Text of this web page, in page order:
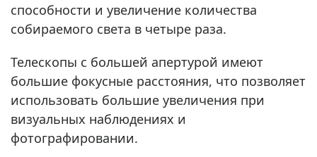
способности и увеличение количества
собираемого света в четыре раза.
Телескопы с большей апертурой имеют
большие фокусные расстояния, что позволяет
использовать большие увеличения при
визуальных наблюдениях и
фотографировании.